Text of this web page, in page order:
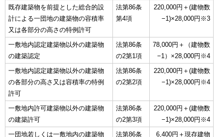
既存建築物を前提とした総合的設
計による一団地の建築物の容積率
又は各部分の高さの特例許可
法第86条
第4項
220,000円＋(建物数
−1)×28,000円※3
一敷地内認定建築物以外の建築物
の建築認定
法第86条
の2第1項
78,000円＋（建物数
−1）×28,000円※4
一敷地内認定建築物以外の建築物
の各部分の高さ又は容積率の特例
許可
法第86条
の2第2項
220,000円＋(建物数
−1)×28,000円※4
一敷地内許可建築物以外の建築物
の建築許可
法第86条
の2第3項
220,000円＋(建物数
−1)×28,000円※4
一団地若しくは一敷地内の建築物
法第86条
6,400円＋現存建物